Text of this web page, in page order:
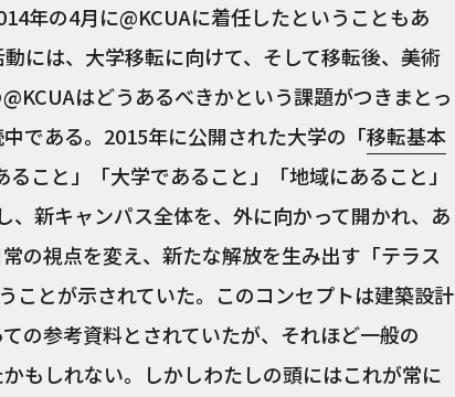
年の4月に@KCUAに着任したということもあ
には、大学移転に向けて、そして移転後、美術
はどうあるべきかという課題がつきまとっ
である。2015年に公開された大学の「移転基本
ること」「大学であること」「地域にあること」
、新キャンパス全体を、外に向かって開かれ、あ
の視点を変え、新たな解放を生み出す「テラス
ことが示されていた。このコンセプトは建築設計
の参考資料とされていたが、それほど一般の
もしれない。しかしわたしの頭にはこれが常に